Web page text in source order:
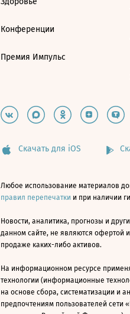
Конференции
Премия Импульс
Скачать для iOS
Любое использование материалов
правил перепечатки и при наличии
Новости, аналитика, прогнозы и
данном сайте, не являются офертой
продаже каких-либо активов.
На информационном ресурсе
технологии (информационные
на основе сбора, систематизации и
предпочтениям пользователей сети